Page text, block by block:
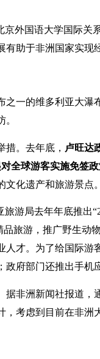
外国语大学国际
助于非洲国家实现
之一的维多利亚大
。去年底， 卢旺达
全球游客实施免签
文化遗产和旅游景点。
游局去年年底推
旅游，推广野生
才。为了给国际
府部门还推出手机
非洲新闻社报道
考虑到目前在非洲